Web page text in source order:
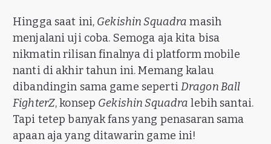
Hingga saat ini, Gekishin Squadra masih
menjalani uji coba. Semoga aja kita bisa
nikmatin rilisan finalnya di platform mobile
nanti di akhir tahun ini. Memang kalau
dibandingin sama game sepertiDragon Ball
FighterZ, konsep Gekishin Squadra lebih santai.
Tapi tetep banyak fans yang penasaran sama
apaan aja yang ditawarin game ini!